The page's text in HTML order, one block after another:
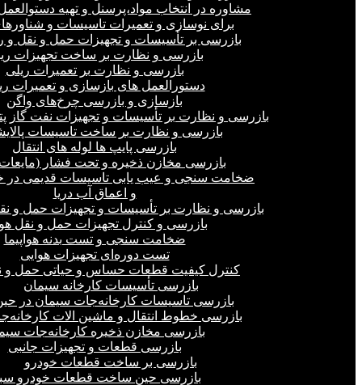
مشاوره در انتخاب مواد،پرسنل و تهیه
برای نوسازی و تعمیرات تاسیسات و
بازرسی بر تأسیسات و تجهیزات حمل و نقل و
بازرسی و نظارت بر ساخت تجهیزات
بازرسی و نظارت بر تعمیرات ریلی
دستورالعمل های بازسازی و تعمیرات
بازسازی و بازرسی چرخ‌های واگن
بازرسی و نظارت بر تأسیسات و تجهیزات نفت گاز
بازرسی و نظارت بر ساخت تاسیسات
بازرسی پایپ ها لوله های انتقال
بازرسی مخازن ذخیره و تحت فشار
ضخامت سنجی و عیب یابی تاسیسات قدیمی در
و اعماق آب دریا
بازرسی و نظارت بر تأسیسات و تجهیزات حمل و
بازرسی و کنترل تجهیزات حمل و نقل
ضخامت سنجی و تست بدنه هواپیما
تست دوره‌ای تجهیزات هوایی
کنترل کیفیت قطعات حساس و حیاتی حمل و
بازرسی تأسیسات کارخانه سیمان
بازرسی تاسیسات کارخانه‌جات سیمان در
بازرسی خطوط انتقال و ماشین الات
بازرسی مخازن ذخیره کارخانه‌جات
بازرسی قطعات و تجهیزات جانبی
بازرسی بر ساخت قطعات خودرو
بازرسی حین ساخت قطعات خودرو